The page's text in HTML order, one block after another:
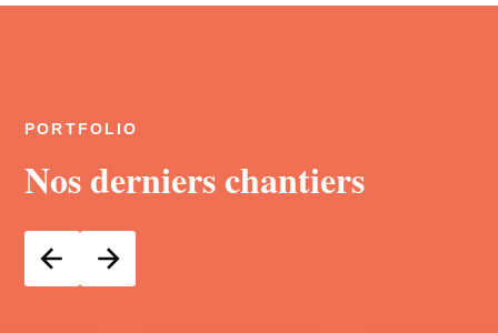
PORTFOLIO
Nos derniers chantiers